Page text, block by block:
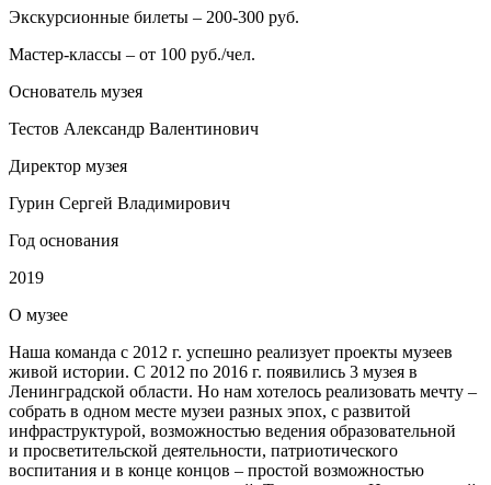
Экскурсионные билеты – 200-300 руб.
Мастер-классы – от 100 руб./чел.
Основатель музея
Тестов Александр Валентинович
Директор музея
Гурин Сергей Владимирович
Год основания
2019
О музее
Наша команда с 2012 г. успешно реализует проекты музеев
живой истории. С 2012 по 2016 г. появились 3 музея в
Ленинградской области. Но нам хотелось реализовать мечту –
собрать в одном месте музеи разных эпох, с развитой
инфраструктурой, возможностью ведения образовательной
и просветительской деятельности, патриотического
воспитания и в конце концов – простой возможностью